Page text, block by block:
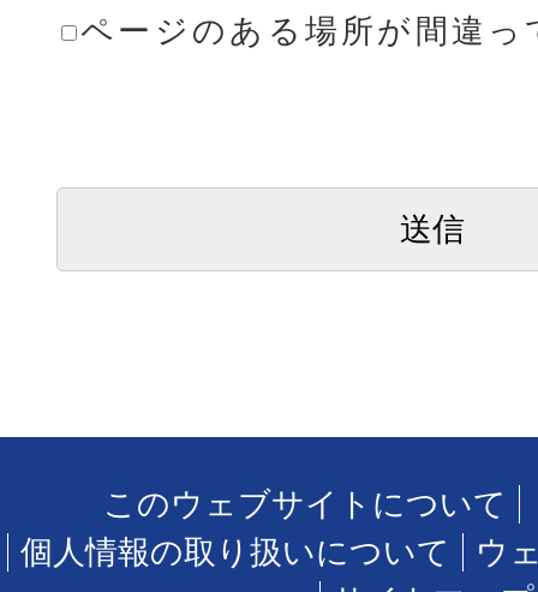
ページのある場所が間違っ
このウェブサイトについて
個人情報の取り扱いについて
ウ